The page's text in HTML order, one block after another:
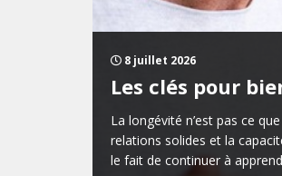
8 juillet 2026
Les clés pour
La longévité n’est pas ce
relations solides et la
le fait de continuer à